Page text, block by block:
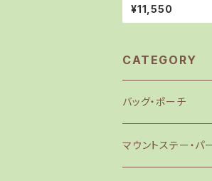
MULTICAM
¥11,550
CATEGORY
バッグ・ポーチ
マウントステー・パ